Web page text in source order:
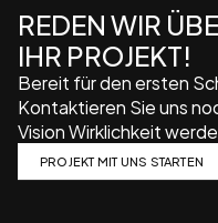
REDEN WIR
IHR PROJEKT!
Bereit für den ersten
Kontaktieren Sie uns
Vision Wirklichkeit
PROJEKT MIT UNS STARTEN